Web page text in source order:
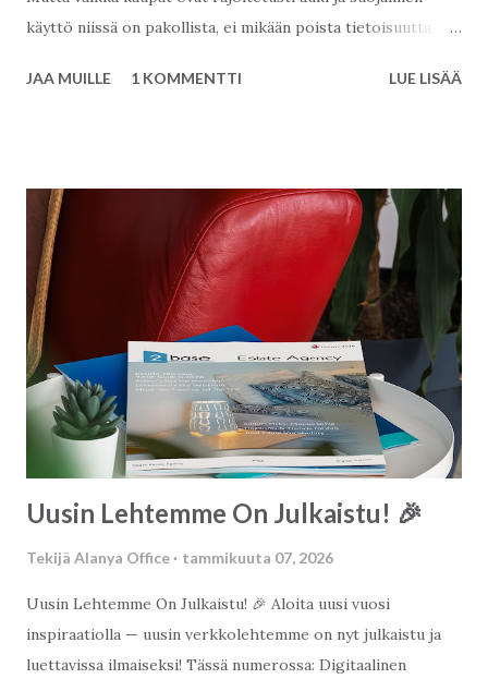
käyttö niissä on pakollista, ei mikään poista tietoisuutta,
parhaimmillaan, noin 22-25 astetta nyt. Miten täällä
paljon erikoistavara-kauppoja. Uima-halli on kiinni, rannat
on kiinni, puistot samoin. Kaikki kaupungin penkit on
pyöritetty ristiin rastiin muovinarua ettei niihin pääse
istumaan. Ja bussissakin istutaan joka toisella penkillä ja
suojaimet päässä. Taloyhtiöille tämä on tietenkin ollut myös
hyvin erilainen kevät: Uima-altaat ovat kiinni, samoin kaikki
yleiset tilat. Hissit sentään liikkuvat. Mutta kuntosalit,
saunat etc ovat kiinni valti...
JAA MUILLE 1 KOMMENTTI LUE LISÄÄ
Uusin Lehtemme On Julkaistu! 🎉
Tekijä Alanya Office tammikuuta 07, 2026
Uusin Lehtemme On Julkaistu! 🎉 Aloita uusi vuosi
inspiraatiolla — uusin verkkolehtemme on nyt julkaistu ja
luettavissa ilmaiseksi! Tässä numerossa: Digitaalinen